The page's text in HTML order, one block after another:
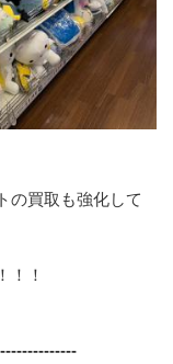
の買取も強化して
！！